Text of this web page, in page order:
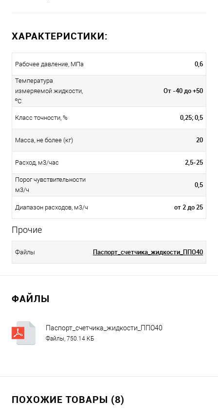
ХАРАКТЕРИСТИКИ:
Рабочее давление, МПа 0,6
Температура
измеряемой жидкости,
ºС
От -40 до +50
Класс точности, % 0,25; 0,5
Масса, не более (кг) 20
Расход, м3/час 2,5-25
Порог чувствительности
м3/ч
0,5
Диапазон расходов, м3/ч от 2 до 25
Прочие
Файлы Паспорт_счетчика_жидкости_ППО40
ФАЙЛЫ
Паспорт_счетчика_жидкости_ППО40
Файлы, 750.14 КБ
ПОХОЖИЕ ТОВАРЫ (8)